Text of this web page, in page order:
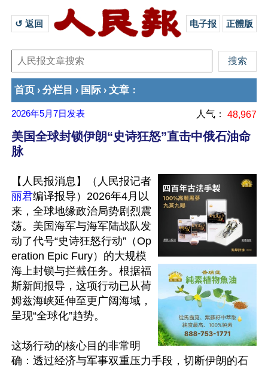
↺ 返回 电子报 正體版
首页 › 分栏目 › 国际 › 文章 ：
2026年5月7日 发表 人气： 48,967
美国全球封锁伊朗“史诗狂怒”直击中俄石油命
脉
【人民报消息】（人民报记者
丽君编译报导）2026年4月以
来，全球地缘政治局势剧烈震
荡。美国海军与海军陆战队发
动了代号“史诗狂怒行动”（Op
eration Epic Fury）的大规模
海上封锁与拦截任务。根据福
斯新闻报导，这项行动已从荷
姆兹海峡延伸至更广阔海域，
呈现“全球化”趋势。
这场行动的核心目的非常明
确：透过经济与军事双重压力手段，切断伊朗的石